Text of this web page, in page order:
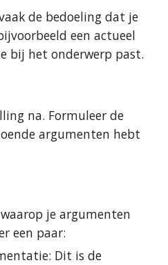
de bedoeling dat je
een actueel
bij het onderwerp past.
na. Formuleer de
argumenten hebt
je argumenten
een paar:
Dit is de